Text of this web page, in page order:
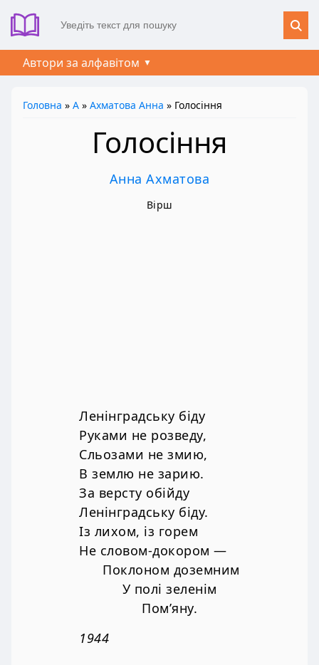
Автори за алфавітом
Головна » А » Ахматова Анна » Голосіння
Голосіння
Анна Ахматова
Вірш
Ленінградську біду
Руками не розведу,
Сльозами не змию,
В землю не зарию.
За версту обійду
Ленінградську біду.
Із лихом, із горем
Не словом-докором —
Поклоном доземним
У полі зеленім
Пом’яну.
1944